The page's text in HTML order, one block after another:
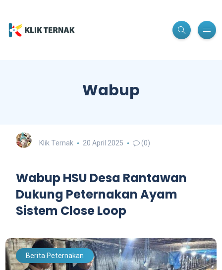
Wabup
Klik Ternak 20 April 2025 (0)
Wabup HSU Desa Rantawan
Dukung Peternakan Ayam
Sistem Close Loop
Berita Peternakan